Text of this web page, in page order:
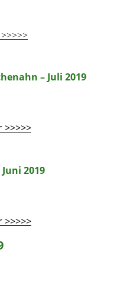
– Juli 2019
2019
>>>>>